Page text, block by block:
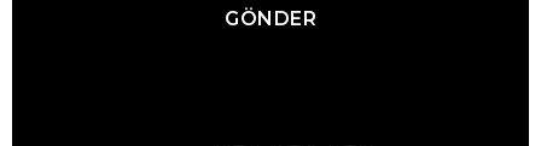
GÖNDER